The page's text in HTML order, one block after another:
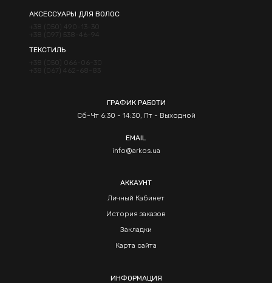
АКСЕССУАРЫ ДЛЯ ВОЛОС
+38 (050) 490-13-30
+38 (097) 538-46-94
ТЕКСТИЛЬ
+38 (050) 066-06-30
+38 (067) 462-68-83
ГРАФИК РАБОТИ
Сб-Чт 6:30 - 14:30, Пт - Выходной
EMAIL
info@arkos.ua
АККАУНТ
Личный Кабинет
История заказов
Закладки
Карта сайта
ИНФОРМАЦИЯ